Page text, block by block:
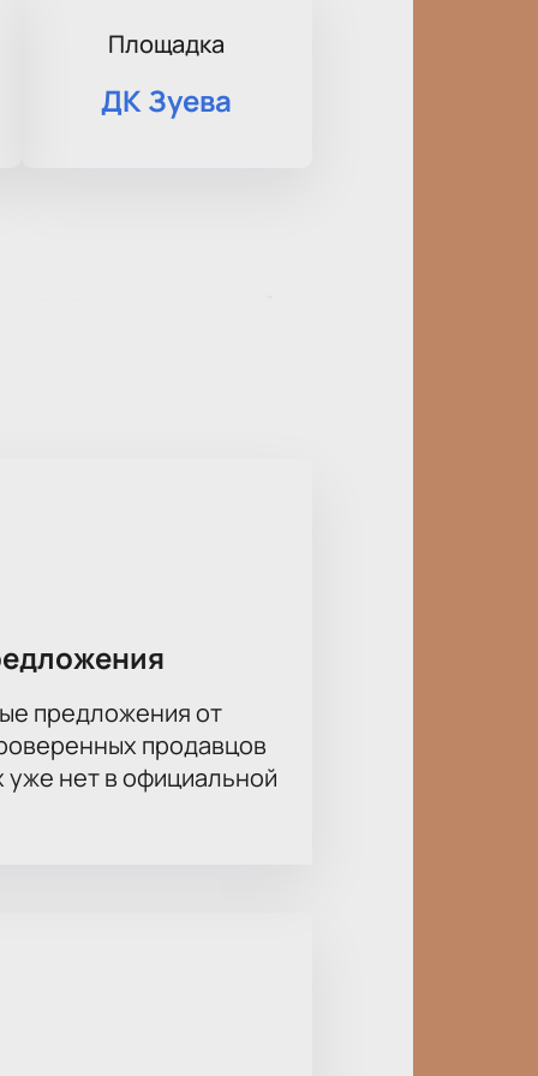
Площадка
ДК Зуева
в стиле
Для заказа билетов
по цене. Стоимость зависит от
предложения от
продавцов
нет в официальной